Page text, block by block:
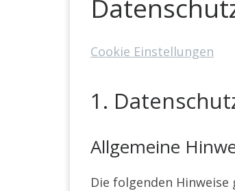
Cookie Einstellungen
1.
Allgemeine
Die folgenden